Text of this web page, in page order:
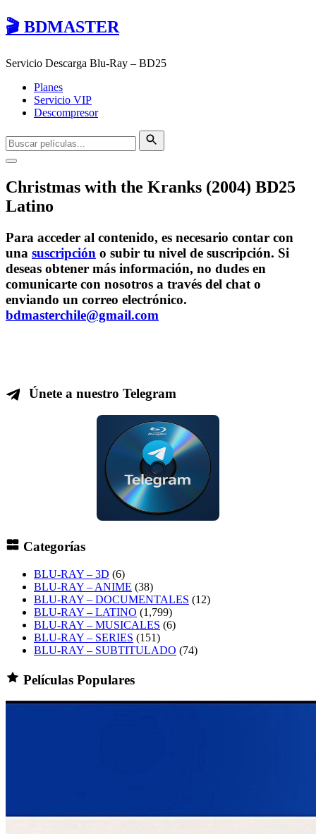
🎬 BDMASTER
Servicio Descarga Blu-Ray – BD25
Planes
Servicio VIP
Descompresor
Christmas with the Kranks (2004) BD25
Latino
Para acceder al contenido, es necesario contar con
una suscripción o subir tu nivel de suscripción. Si
deseas obtener más información, no dudes en
comunicarte con nosotros a través del chat o
enviando un correo electrónico.
bdmasterchile@gmail.com
Únete a nuestro Telegram
Categorías
BLU-RAY – 3D (6)
BLU-RAY – ANIME (38)
BLU-RAY – DOCUMENTALES (12)
BLU-RAY – LATINO (1,799)
BLU-RAY – MUSICALES (6)
BLU-RAY – SERIES (151)
BLU-RAY – SUBTITULADO (74)
Películas Populares